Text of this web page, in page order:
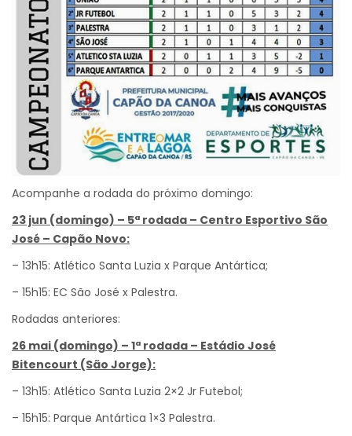
Acompanhe a rodada do próximo domingo:
23 jun (domingo) – 5ª rodada – Centro Esportivo São
José – Capão Novo:
– 13h15: Atlético Santa Luzia x Parque Antártica;
– 15h15: EC São José x Palestra.
Rodadas anteriores:
26 mai (domingo) – 1ª rodada – Estádio José
Bitencourt (São Jorge):
– 13h15: Atlético Santa Luzia 2×2 Jr Futebol;
– 15h15: Parque Antártica 1×3 Palestra.